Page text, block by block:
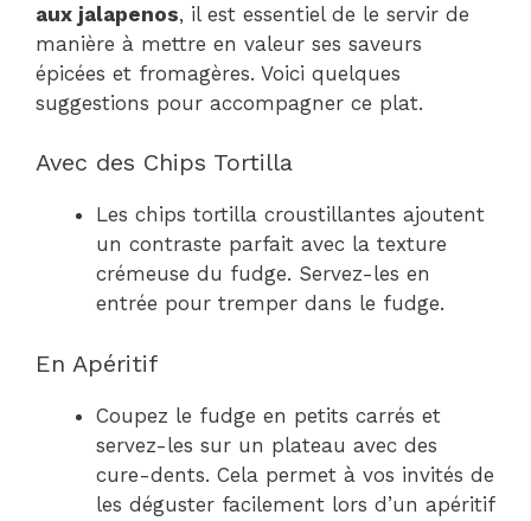
aux jalapenos, il est essentiel de le servir de
manière à mettre en valeur ses saveurs
épicées et fromagères. Voici quelques
suggestions pour accompagner ce plat.
Avec des Chips Tortilla
Les chips tortilla croustillantes ajoutent
un contraste parfait avec la texture
crémeuse du fudge. Servez-les en
entrée pour tremper dans le fudge.
En Apéritif
Coupez le fudge en petits carrés et
servez-les sur un plateau avec des
cure-dents. Cela permet à vos invités de
les déguster facilement lors d’un apéritif